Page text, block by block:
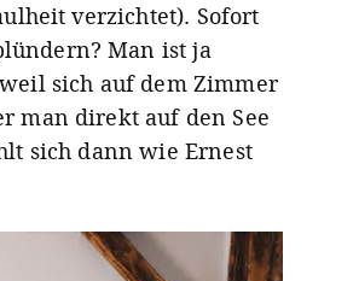
verzichtet). Sofort
Man ist ja
sich auf dem Zimmer
man direkt auf den See
sich dann wie Ernest